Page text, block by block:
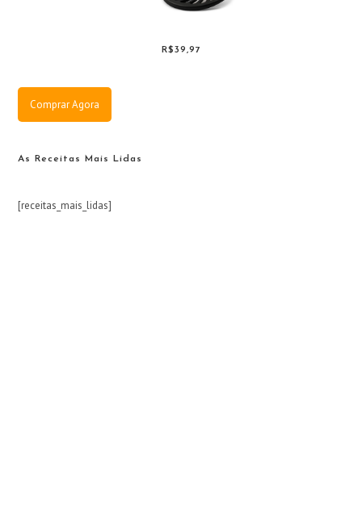
R$39,97
Comprar Agora
As Receitas Mais Lidas
[receitas_mais_lidas]